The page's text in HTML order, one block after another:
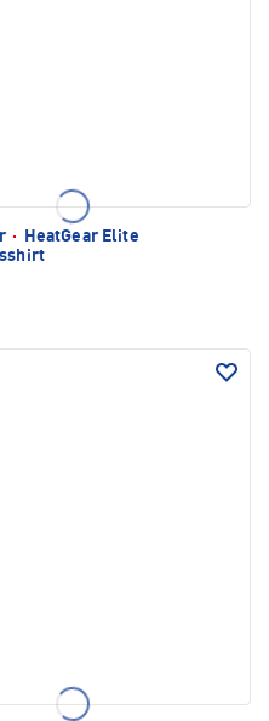
·
HeatGear Elite